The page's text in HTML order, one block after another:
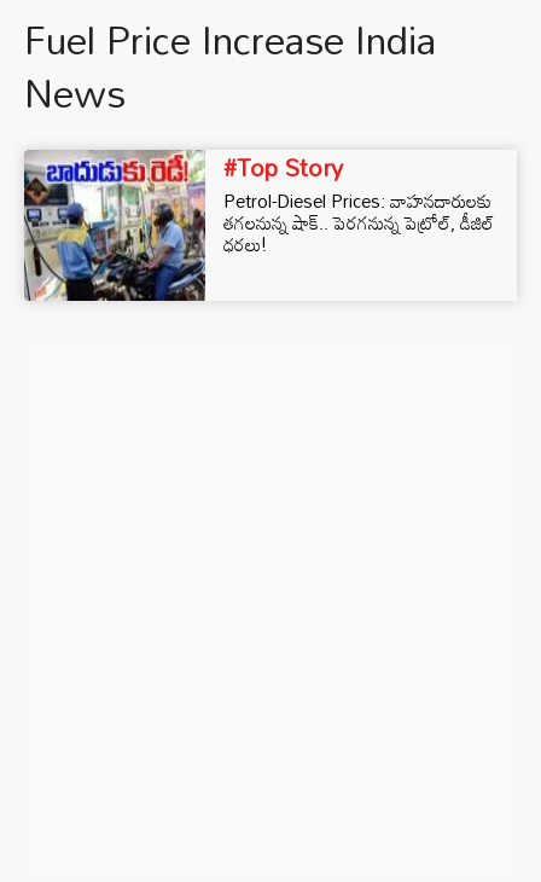
Fuel Price Increase India
News
#Top Story
Petrol-Diesel Prices: వాహనదారులకు
తగలనున్న షాక్.. పెరగనున్న పెట్రోల్, డీజిల్
ధరలు!